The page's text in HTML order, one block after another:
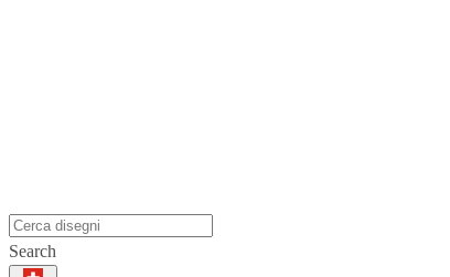
Search